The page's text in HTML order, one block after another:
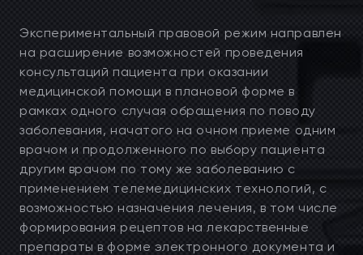
Экспериментальный правовой режим направлен
на расширение возможностей проведения
консультаций пациента при оказании
медицинской помощи в плановой форме в
рамках одного случая обращения по поводу
заболевания, начатого на очном приеме одним
врачом и продолженного по выбору пациента
другим врачом по тому же заболеванию с
применением телемедицинских технологий, с
возможностью назначения лечения, в том числе
формирования рецептов на лекарственные
препараты в форме электронного документа и